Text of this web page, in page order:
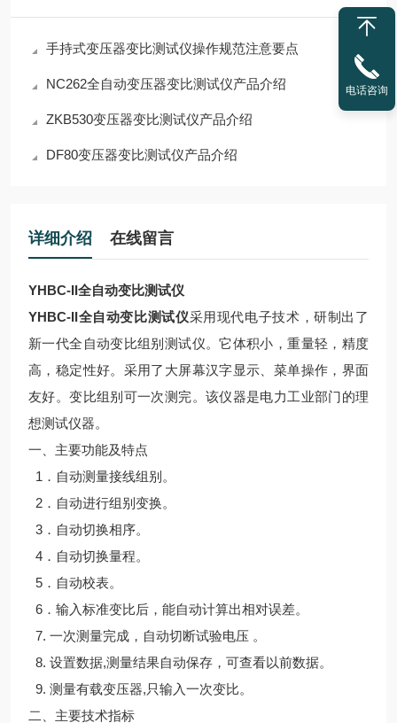
手持式变压器变比测试仪操作规范注意要点
NC262全自动变压器变比测试仪产品介绍
ZKB530变压器变比测试仪产品介绍
DF80变压器变比测试仪产品介绍
详细介绍 在线留言
YHBC-II全自动变比测试仪
YHBC-II全自动变比测试仪采用现代电子技术，研制出了
新一代全自动变比组别测试仪。它体积小，重量轻，精度
高，稳定性好。采用了大屏幕汉字显示、菜单操作，界面
友好。变比组别可一次测完。该仪器是电力工业部门的理
想测试仪器。
一、主要功能及特点
1 ．自动测量接线组别。
2 ．自动进行组别变换。
3 ．自动切换相序。
4 ．自动切换量程。
5 ．自动校表。
6 ．输入标准变比后，能自动计算出相对误差。
7. 一次测量完成，自动切断试验电压 。
8. 设置数据,测量结果自动保存，可查看以前数据。
9. 测量有载变压器,只输入一次变比。
二、主要技术指标
电话咨询